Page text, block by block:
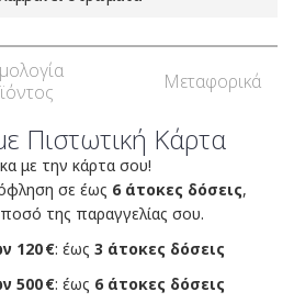
Μεταφορικά
Πιστωτική Κάρτα
με την κάρτα σου!
σε έως 6 άτοκες δόσεις,
της παραγγελίας σου.
120 €: έως 3 άτοκες δόσεις
500 €: έως 6 άτοκες δόσεις